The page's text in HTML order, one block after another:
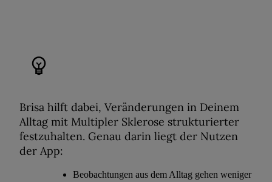
emoji_objects
Brisa hilft dabei, Veränderungen in Deinem
Alltag mit Multipler Sklerose strukturierter
festzuhalten. Genau darin liegt der Nutzen
der App:
Beobachtungen aus dem Alltag gehen weniger